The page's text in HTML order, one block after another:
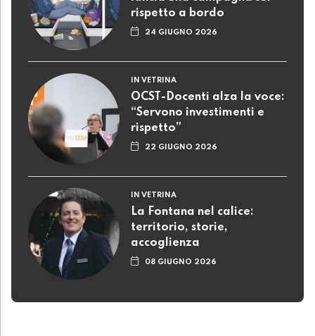
rispetto a bordo
24 GIUGNO 2026
IN VETRINA
OCST-Docenti alza la voce:
“Servono investimenti e
rispetto”
22 GIUGNO 2026
IN VETRINA
La Fontana nel calice:
territorio, storie,
accoglienza
08 GIUGNO 2026